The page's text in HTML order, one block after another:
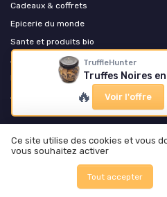
TruffleHunter
Truffes Noires
🔥 Voir l'offre
Cadeaux & coffrets
Epicerie du monde
Sante et produits bio
Accessoires pour epicerie et boisson
Ecoresponsable et zero dechet
Arts de la table et service
Alcool à 95 pour liqueur france : tout
Choisir entre l'eau de Saint-Antonin et
Ce site utilise des cookies et vous
vous souhaitez activer
Tout accepter